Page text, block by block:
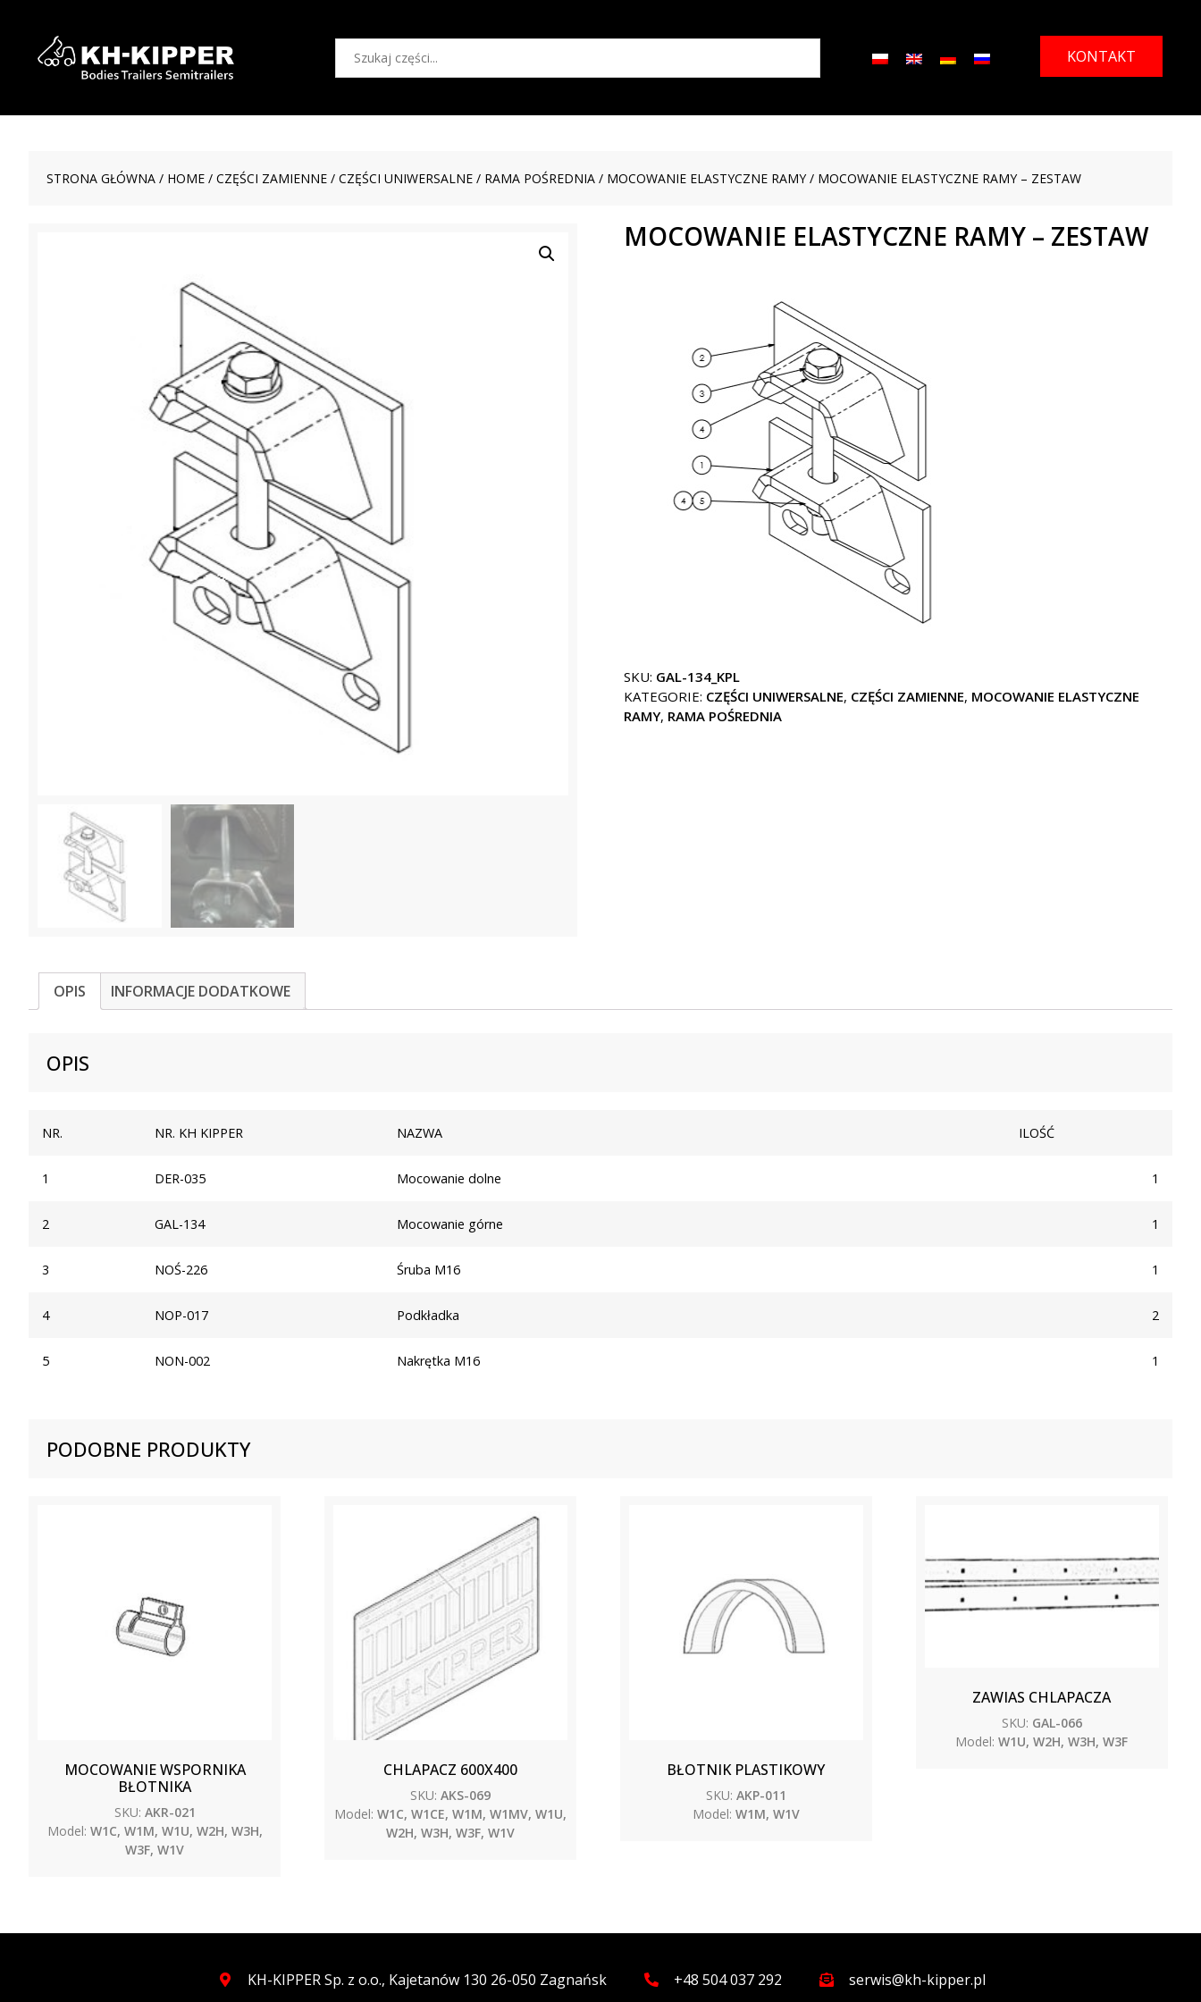
KONTAKT
STRONA GŁÓWNA / HOME / CZĘŚCI ZAMIENNE / CZĘŚCI UNIWERSALNE / RAMA POŚREDNIA / MOCOWANIE ELASTYCZNE RAMY/ MOCOWANIE ELASTYCZNE RAMY – ZESTAW
MOCOWANIE ELASTYCZNE RAMY – ZESTAW
SKU: GAL-134_KPL
KATEGORIE: CZĘŚCI UNIWERSALNE, CZĘŚCI ZAMIENNE, MOCOWANIE ELASTYCZNE
RAMY, RAMA POŚREDNIA
OPIS INFORMACJE DODATKOWE
OPIS
NR. NR. KH KIPPER NAZWA ILOŚĆ
1 DER-035 Mocowanie dolne 1
2 GAL-134 Mocowanie górne 1
3 NOŚ-226 Śruba M16 1
4 NOP-017 Podkładka 2
5 NON-002 Nakrętka M16 1
PODOBNE PRODUKTY
MOCOWANIE WSPORNIKA
BŁOTNIKA
SKU: AKR-021
Model: W1C, W1M, W1U, W2H, W3H,
W3F, W1V
CHLAPACZ 600X400
SKU: AKS-069
Model: W1C, W1CE, W1M, W1MV, W1U,
W2H, W3H, W3F, W1V
BŁOTNIK PLASTIKOWY
SKU: AKP-011
Model: W1M, W1V
ZAWIAS CHLAPACZA
SKU: GAL-066
Model: W1U, W2H, W3H, W3F
KH-KIPPER Sp. z o.o., Kajetanów 130 26-050 Zagnańsk +48 504 037 292 serwis@kh-kipper.pl